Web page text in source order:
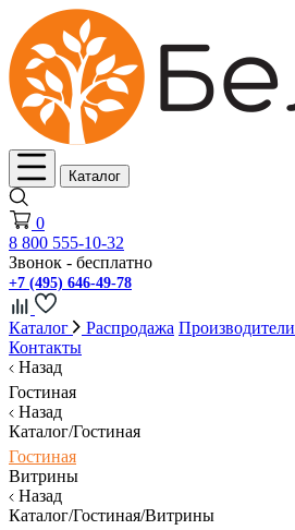
Каталог
0
8 800 555-10-32
Звонок - бесплатно
+7 (495) 646-49-78
Каталог Распродажа Производители
Контакты
Назад
Гостиная
Назад
Каталог/Гостиная
Гостиная
Витрины
Назад
Каталог/Гостиная/Витрины